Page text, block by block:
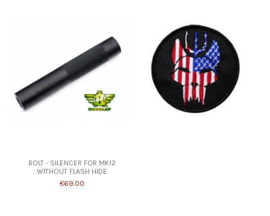
BOLT - SILENCER FOR MK12
WITHOUT FLASH HIDE
€69.00